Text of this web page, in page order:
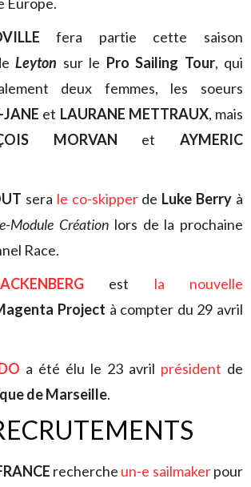
fera partie cette saison
Leyton sur le Pro Sailing Tour, qui
deux femmes, les soeurs
JANE et LAURANE METTRAUX, mais
MORVAN et AYMERIC
sera le co-skipperde Luke Berry à
Module Création lors de la prochaine
Race.
est la nouvelle
Project à compter du 29 avril
a été élu le 23 avril président de
de Marseille.
recherche un-e sailmakerpour